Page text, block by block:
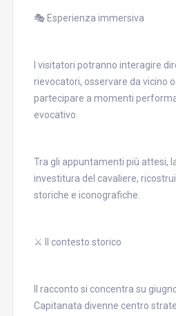
🎭 Esperienza immersiva
I visitatori potranno interagire
rievocatori, osservare da vicino
partecipare a momenti
evocativo.
Tra gli appuntamenti più attesi,
investitura del cavaliere,
storiche e iconografiche.
⚔️ Il contesto storico
Il racconto si concentra su
Capitanata divenne centro